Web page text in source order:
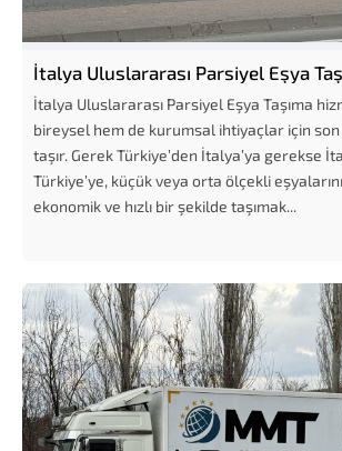
İtalya Uluslararası Parsiyel Eşya
İtalya Uluslararası Parsiyel Eşya Taşıma
bireysel hem de kurumsal ihtiyaçlar için
taşır. Gerek Türkiye’den İtalya’ya gerekse
Türkiye’ye, küçük veya orta ölçekli
ekonomik ve hızlı bir şekilde taşımak...